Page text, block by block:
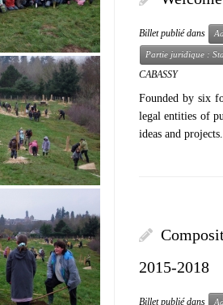
Billet publié dans
Partie juridique :
CABASSY
Founded by six
legal entities of
ideas and
2015-2018
Billet publié dans